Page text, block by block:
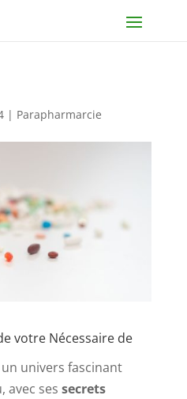
| Parapharmarcie
votre Nécessaire de
univers fascinant
avec ses secrets